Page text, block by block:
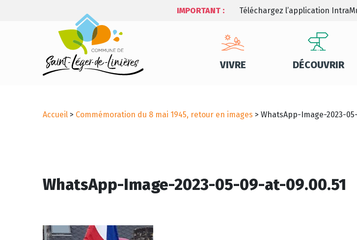
IMPORTANT : Téléchargez l’application
VIVRE DÉCOUVRIR
Accueil > Commémoration du 8 mai 1945, retour en images > WhatsApp-Image-2023-
WhatsApp-Image-2023-05-09-at-09.00.51